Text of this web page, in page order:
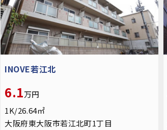
INOVE若江北
6.1万円
1K/26.64㎡
大阪府東大阪市若江北町1丁目